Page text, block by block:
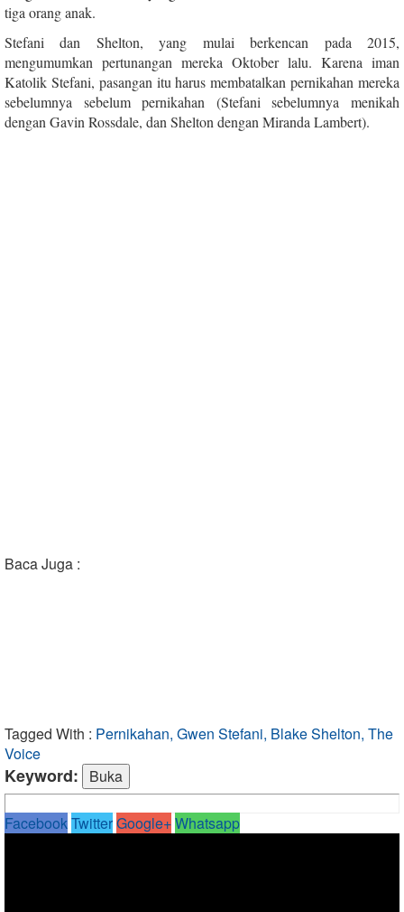
tiga orang anak.
Stefani dan Shelton, yang mulai berkencan pada 2015,
mengumumkan pertunangan mereka Oktober lalu. Karena iman
Katolik Stefani, pasangan itu harus membatalkan pernikahan mereka
sebelumnya sebelum pernikahan (Stefani sebelumnya menikah
dengan Gavin Rossdale, dan Shelton dengan Miranda Lambert).
Baca Juga :
Tagged With : Pernikahan, Gwen Stefani, Blake Shelton, The
Voice
Keyword:
FacebookTwitterGoogle+Whatsapp